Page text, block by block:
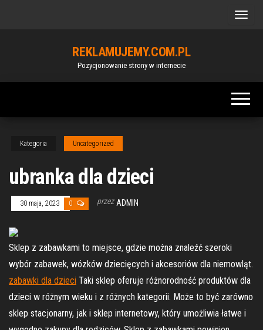
REKLAMUJEMY.COM.PL
Pozycjonowanie strony w internecie
Kategoria Uncategorized
ubranka dla dzieci
30 maja, 2023 0 przez ADMIN
Sklep z zabawkami to miejsce, gdzie można znaleźć szeroki
wybór zabawek, wózków dziecięcych i akcesoriów dla niemowląt.
zabawki dla dzieci Taki sklep oferuje różnorodność produktów dla
dzieci w różnym wieku i z różnych kategorii. Może to być zarówno
sklep stacjonarny, jak i sklep internetowy, który umożliwia łatwe i